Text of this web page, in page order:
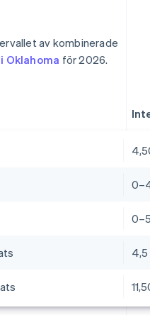
av kombinerade
för 2026.
4,5